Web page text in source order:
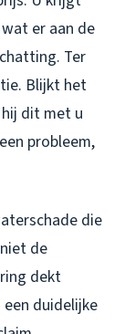
er aan de
Ter
Blijkt het
dit met u
probleem,
die
de
dekt
duidelijke